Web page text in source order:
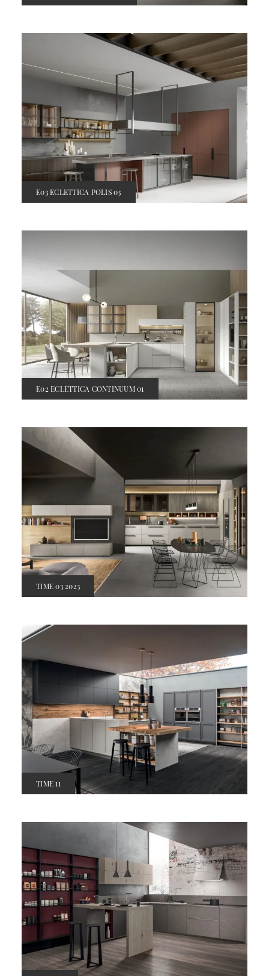
E03 ECLETTICA POLIS 03
E02 ECLETTICA CONTINUUM 01
TIME 03 2023
TIME 11